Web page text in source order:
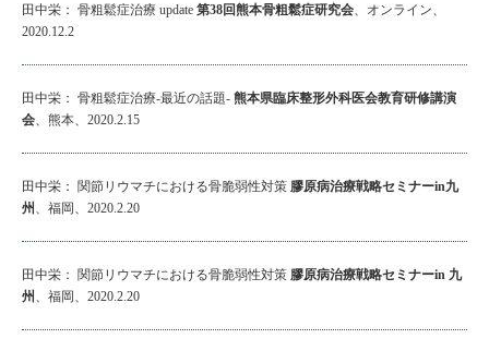
田中栄： 骨粗鬆症治療 update 第38回熊本骨粗鬆症研究会、オンライン、
2020.12.2
田中栄： 骨粗鬆症治療-最近の話題- 熊本県臨床整形外科医会教育研修講演
会、熊本、2020.2.15
田中栄： 関節リウマチにおける骨脆弱性対策 膠原病治療戦略セミナーin九
州 、福岡、2020.2.20
田中栄： 関節リウマチにおける骨脆弱性対策 膠原病治療戦略セミナーin 九
州 、福岡、2020.2.20